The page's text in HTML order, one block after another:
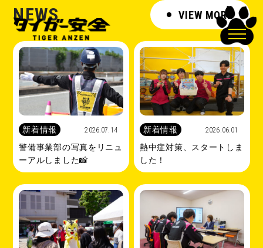
NEWS VIEW MORE
新着情報 2026.07.14
警備事業部の写真をリニュ
ーアルしました📸
新着情報 2026.06.01
熱中症対策、スタートしま
した！